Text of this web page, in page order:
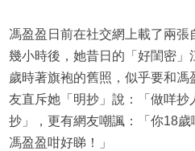
馮盈盈日前在社交網上載了兩
幾小時後，她昔日的「好閨密
歲時著旗袍的舊照，似乎要和馮
友直斥她「明抄」說：「做咩抄
抄」，更有網友嘲諷：「你18
馮盈盈咁好睇！」